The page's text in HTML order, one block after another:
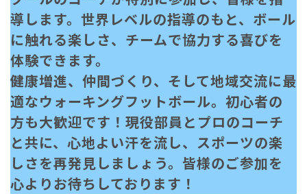
導します。世界レベルの指導のもと、ボール
に触れる楽しさ、チームで協力する喜びを
体験できます。
健康増進、仲間づくり、そして地域交流に最
適なウォーキングフットボール。初心者の
方も大歓迎です！現役部員とプロのコーチ
と共に、心地よい汗を流し、スポーツの楽
しさを再発見しましょう。皆様のご参加を
心よりお待ちしております！